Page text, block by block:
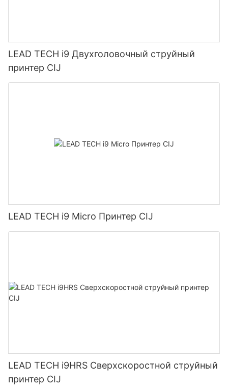
LEAD TECH i9 Двухголовочный струйный
принтер CIJ
LEAD TECH i9 Micro Принтер CIJ
LEAD TECH i9HRS Сверхскоростной струйный
принтер CIJ